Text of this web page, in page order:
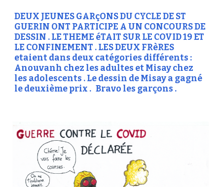
DEUX JEUNES GARçONS DU CYCLE DE ST
GUERIN ONT PARTICIPE A UN CONCOURS DE
DESSIN . LE THEME éTAIT SUR LE COVID 19 ET
LE CONFINEMENT . LES DEUX FRèRES
etaient dans deux catégories différents :
Anouvanh chez les adultes et Misay chez
les adolescents . Le dessin de Misay a gagné
le deuxième prix .   Bravo les garçons .